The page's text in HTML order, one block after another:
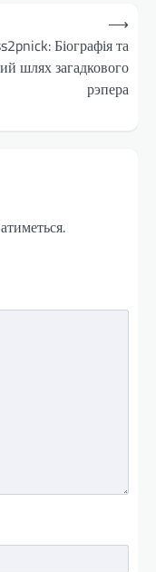
Біографія та
шлях загадкового
рэпера
⟶